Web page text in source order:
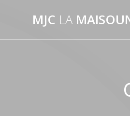
MJC LA